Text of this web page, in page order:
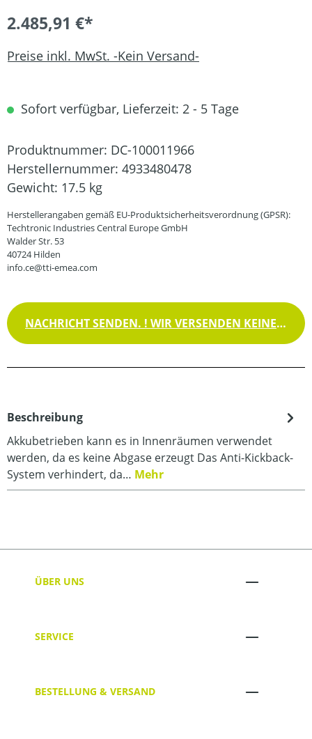
2.485,91 €*
Preise inkl. MwSt. -Kein Versand-
Sofort verfügbar, Lieferzeit: 2 - 5 Tage
Produktnummer: DC-100011966
Herstellernummer: 4933480478
Gewicht: 17.5 kg
Herstellerangaben gemäß EU-Produktsicherheitsverordnung (GPSR):
Techtronic Industries Central Europe GmbH
Walder Str. 53
40724 Hilden
info.ce@tti-emea.com
NACHRICHT SENDEN. ! WIR VERSENDEN KEINE WAREN !
Beschreibung
Akkubetrieben kann es in Innenräumen verwendet
werden, da es keine Abgase erzeugt Das Anti-Kickback-
System verhindert, da… Mehr
ÜBER UNS
SERVICE
BESTELLUNG & VERSAND